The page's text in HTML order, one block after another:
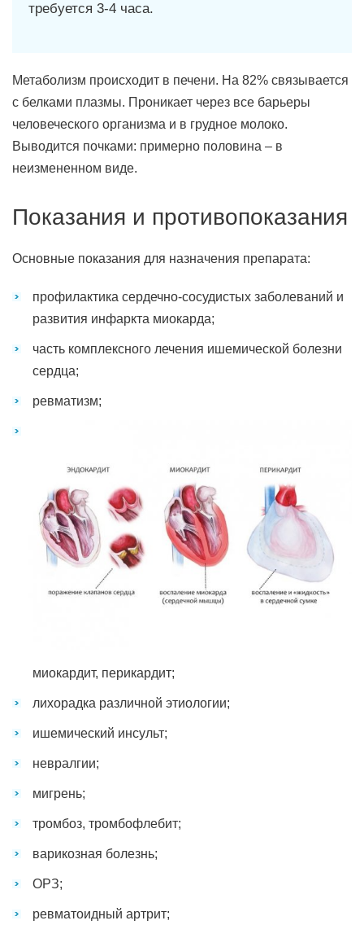
требуется 3-4 часа.
Метаболизм происходит в печени. На 82% связывается
с белками плазмы. Проникает через все барьеры
человеческого организма и в грудное молоко.
Выводится почками: примерно половина – в
неизмененном виде.
Показания и противопоказания
Основные показания для назначения препарата:
профилактика сердечно-сосудистых заболеваний и
развития инфаркта миокарда;
часть комплексного лечения ишемической болезни
сердца;
ревматизм;
миокардит, перикардит;
лихорадка различной этиологии;
ишемический инсульт;
невралгии;
мигрень;
тромбоз, тромбофлебит;
варикозная болезнь;
ОРЗ;
ревматоидный артрит;